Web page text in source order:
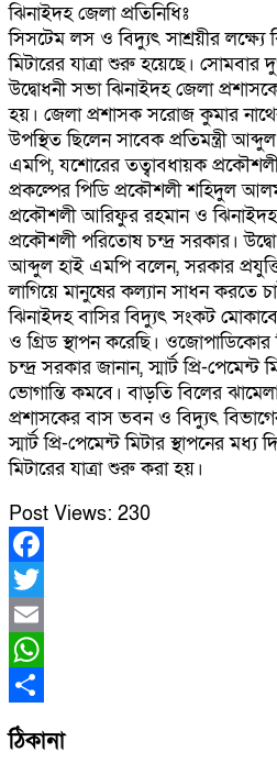
ঝিনাইদহ জেলা প্রতিনিধিঃ
সিসটেম লস ও বিদ্যুৎ সাশ্রয়ীর লক্ষ্যে
মিটারের যাত্রা শুরু হয়েছে।
উদ্বোধনী সভা ঝিনাইদহ জেলা
হয়। জেলা প্রশাসক সরোজ কুমার
উপস্থিত ছিলেন সাবেক প্রতিমন্ত্রী
এমপি, যশোরের তত্বাবধায়ক প্রকৌশলী
প্রকল্পের পিডি প্রকৌশলী শহিদুল
প্রকৌশলী আরিফুর রহমান ও ঝিনাইদহ
প্রকৌশলী পরিতোষ চন্দ্র সরকার।
আব্দুল হাই এমপি বলেন, সরকার
লাগিয়ে মানুষের কল্যান সাধন করতে
ঝিনাইদহ বাসির বিদ্যুৎ সংকট
ও গ্রিড স্থাপন করেছি। ওজোপাডিকোর
চন্দ্র সরকার জানান, স্মার্ট প্রি-পেমেন্ট
ভোগান্তি কমবে। বাড়তি বিলের
প্রশাসকের বাস ভবন ও বিদ্যুৎ
স্মার্ট প্রি-পেমেন্ট মিটার স্থাপনের মধ্য
মিটারের যাত্রা শুরু করা হয়।
Post Views: 230
Facebook
Twitter
Email
WhatsApp
Share
ঠিকানা